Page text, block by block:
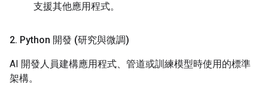
支援其他應用程式。
2. Python 開發 (研究與微調)
AI 開發人員建構應用程式、管道或訓練模型時使用的標準
架構。